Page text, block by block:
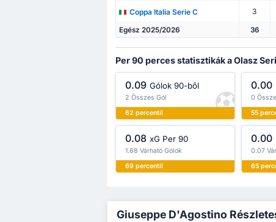
Coppa Italia Serie C 3
Egész 2025/2026 36
Per 90 perces statisztikák a Olasz
0.09 Gólok 90-ből
2 Összes Gól
62 percentil
0.00
0
55
0.08 xG Per 90
1.68 Várható Gólok
69 percentil
0.00
0.07
65
Giuseppe D'Agostino